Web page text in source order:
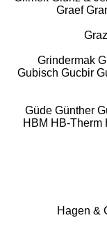
Graef
Grindermak
Gubisch Gucbir
Güde Günther
HBM HB‑Therm
Hagen &